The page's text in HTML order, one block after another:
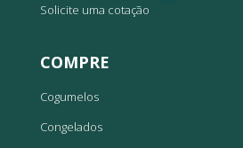
Solicite uma cotação
COMPRE
Cogumelos
Congelados